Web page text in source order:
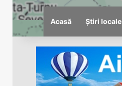
Acasă Știri locale